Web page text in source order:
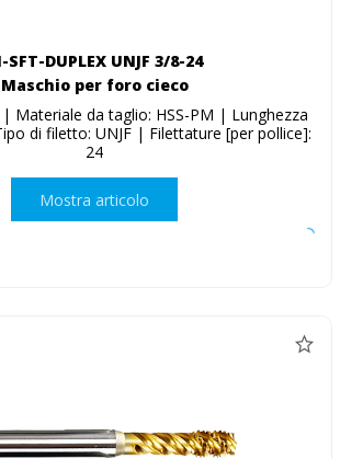
SFT-DUPLEX UNJF 3/8-24
Maschio per foro cieco
Materiale da taglio: HSS-PM | Lunghezza
di filetto: UNJF | Filettature [per pollice]:
24
Mostra articolo